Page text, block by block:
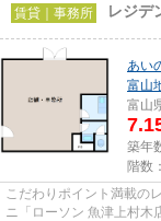
賃貸｜事務所 レジデ
あい
富山
富山
築年
階数
こだわりポイント満載の
ニ「ローソン 魚津上村木